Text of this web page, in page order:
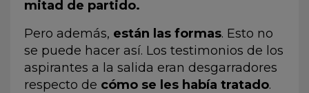
mitad de partido.
Pero además, están las formas. Esto no
se puede hacer así. Los testimonios de los
aspirantes a la salida eran desgarradores
respecto de cómo se les había tratado.